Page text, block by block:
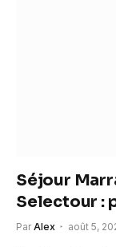
Séjour
Selectour :
Par Alex août 5,